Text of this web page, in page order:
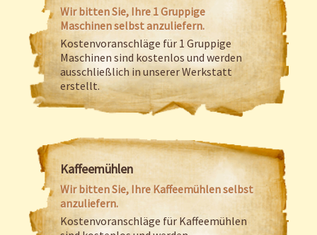
Wir bitten Sie, Ihre 1 Gruppige
Maschinen selbst anzuliefern.
Kostenvoranschläge für 1 Gruppige
Maschinen sind kostenlos und werden
ausschließlich in unserer Werkstatt
erstellt.
Kaffeemühlen
Wir bitten Sie, Ihre Kaffeemühlen selbst
anzuliefern.
Kostenvoranschläge für Kaffeemühlen